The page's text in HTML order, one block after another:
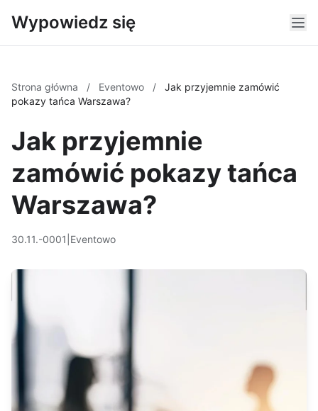
Wypowiedz się
Strona główna / Eventowo /
Jak przyjemnie zamówić
pokazy tańca Warszawa?
Jak przyjemnie
zamówić pokazy tańca
Warszawa?
30.11.-0001 Eventowo